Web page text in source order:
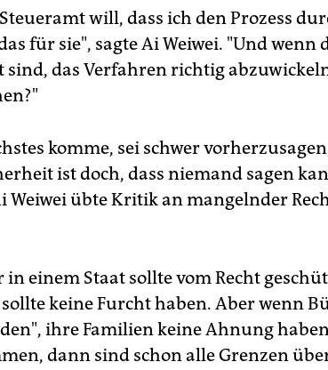
will, dass ich den Prozess
für sie", sagte Ai Weiwei. "Und wenn
sind, das Verfahren richtig
komme, sei schwer
ist doch, dass niemand sagen
Weiwei übte Kritik an mangelnder
in einem Staat sollte vom Recht
sollte keine Furcht haben. Aber wenn
ihre Familien keine Ahnung
dann sind schon alle Grenzen